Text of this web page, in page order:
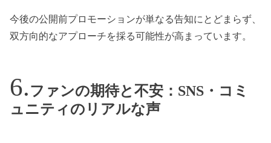
今後の公開前プロモーションが単なる告知にとどまらず、
双方向的なアプローチを採る可能性が高まっています。
ファンの期待と不安：SNS・コミ
ュニティのリアルな声